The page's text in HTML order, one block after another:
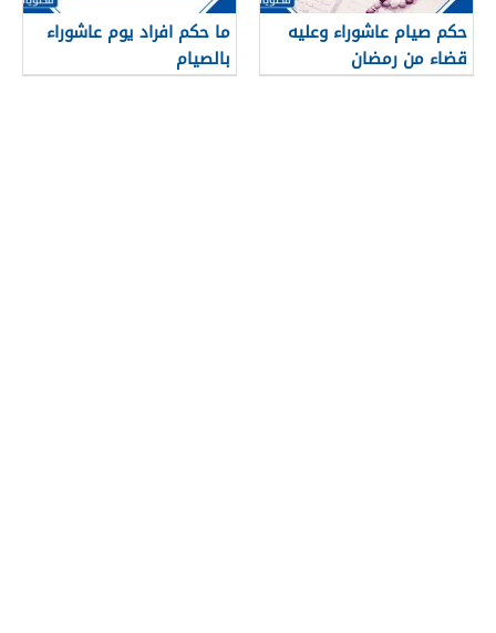
حكم صيام عاشوراء وعليه
قضاء من رمضان
ما حكم افراد يوم عاشوراء
بالصيام